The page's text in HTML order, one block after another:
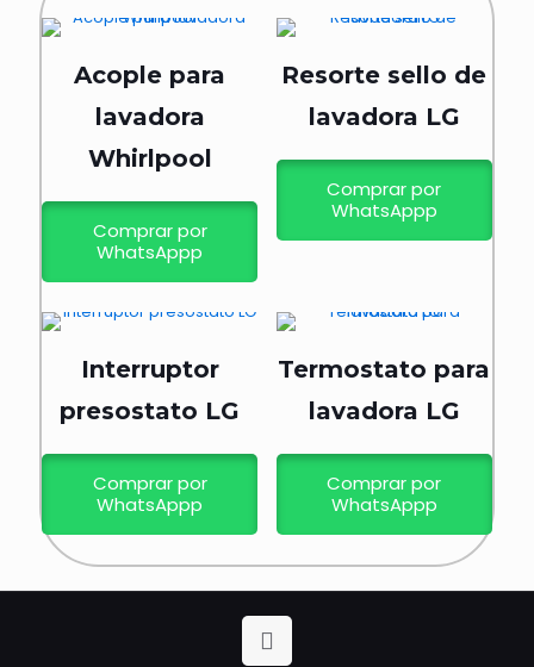
Acople para
lavadora
Whirlpool
Comprar por
WhatsAppp
Resorte sello de
lavadora LG
Comprar por
WhatsAppp
Interruptor
presostato LG
Comprar por
WhatsAppp
Termostato para
lavadora LG
Comprar por
WhatsAppp